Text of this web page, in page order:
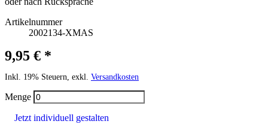
Artikelnummer
2002134-XMAS
9,95 € *
Inkl. 19% Steuern, exkl. Versandkosten
Menge
Jetzt individuell gestalten